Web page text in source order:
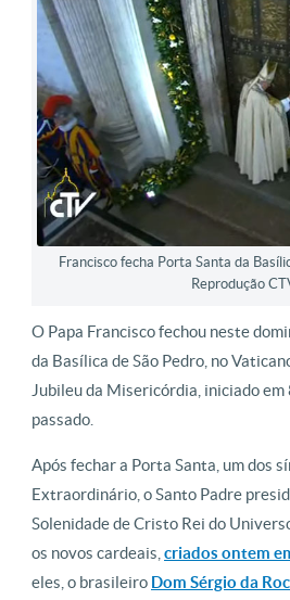
Francisco fecha Porta Santa da
Reprodução
O Papa Francisco fechou neste
da Basílica de São Pedro, no
Jubileu da Misericórdia, iniciado em
passado.
Após fechar a Porta Santa, um dos
Extraordinário, o Santo Padre
Solenidade de Cristo Rei do
os novos cardeais, criados ontem
eles, o brasileiro Dom Sérgio da